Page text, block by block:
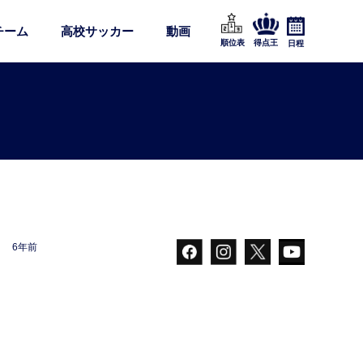
ーム 高校サッカー 動画
順位表 得点王 日程
6年前